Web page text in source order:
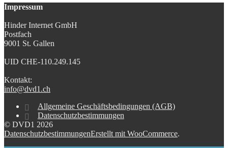
Impressum
Hinder Internet GmbH
Postfach
9001 St. Gallen
UID CHE-110.249.145
Kontakt:
info@dvd1.ch
Allgemeine Geschäftsbedingungen (AGB)
Datenschutzbestimmungen
© DVD1 2026
DatenschutzbestimmungenErstellt mit WooCommerce.